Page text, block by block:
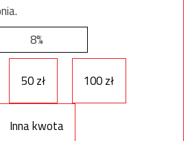
8%
50 zł 100 zł
Inna kwota